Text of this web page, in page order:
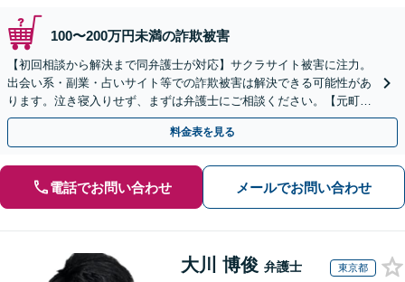
100〜200万円未満の詐欺被害
【初回相談から解決まで同弁護士が対応】サクラサイト被害に注力。
出会い系・副業・占いサイト等での詐欺被害は解決できる可能性があ
ります。泣き寝入りせず、まずは弁護士にご相談ください。【元町駅
1分・土日夜間の相談歓迎】
料金表を見る
電話でお問い合わせ メールでお問い合わせ
大川 博俊 弁護士 東京都